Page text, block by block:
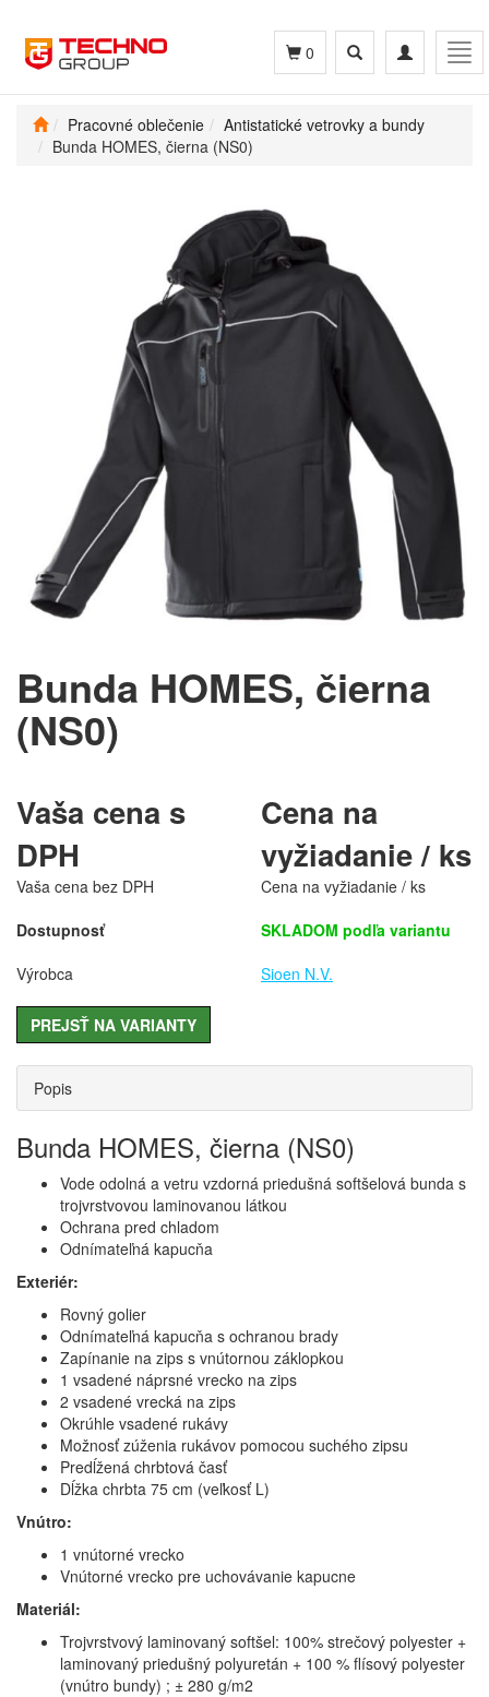
Toggle
navigation
Toggle
search
0
Pracovné oblečenie
Antistatické vetrovky a bundy
Bunda HOMES, čierna (NS0)
Bunda HOMES, čierna
(NS0)
Vaša cena s
DPH
Cena na
vyžiadanie / ks
Vaša cena bez DPH
Cena na vyžiadanie / ks
Dostupnosť
SKLADOM podľa variantu
Výrobca
Sioen N.V.
PREJSŤ NA VARIANTY
Popis
Bunda HOMES, čierna (NS0)
Vode odolná a vetru vzdorná priedušná softšelová bunda s
trojvrstvovou laminovanou látkou
Ochrana pred chladom
Odnímateľná kapucňa
Exteriér:
Rovný golier
Odnímateľná kapucňa s ochranou brady
Zapínanie na zips s vnútornou záklopkou
1 vsadené náprsné vrecko na zips
2 vsadené vrecká na zips
Okrúhle vsadené rukávy
Možnosť zúženia rukávov pomocou suchého zipsu
Predĺžená chrbtová časť
Dĺžka chrbta 75 cm (veľkosť L)
Vnútro:
1 vnútorné vrecko
Vnútorné vrecko pre uchovávanie kapucne
Materiál:
Trojvrstvový laminovaný softšel: 100% strečový polyester +
laminovaný priedušný polyuretán + 100 % flísový polyester
(vnútro bundy) ; ± 280 g/m2